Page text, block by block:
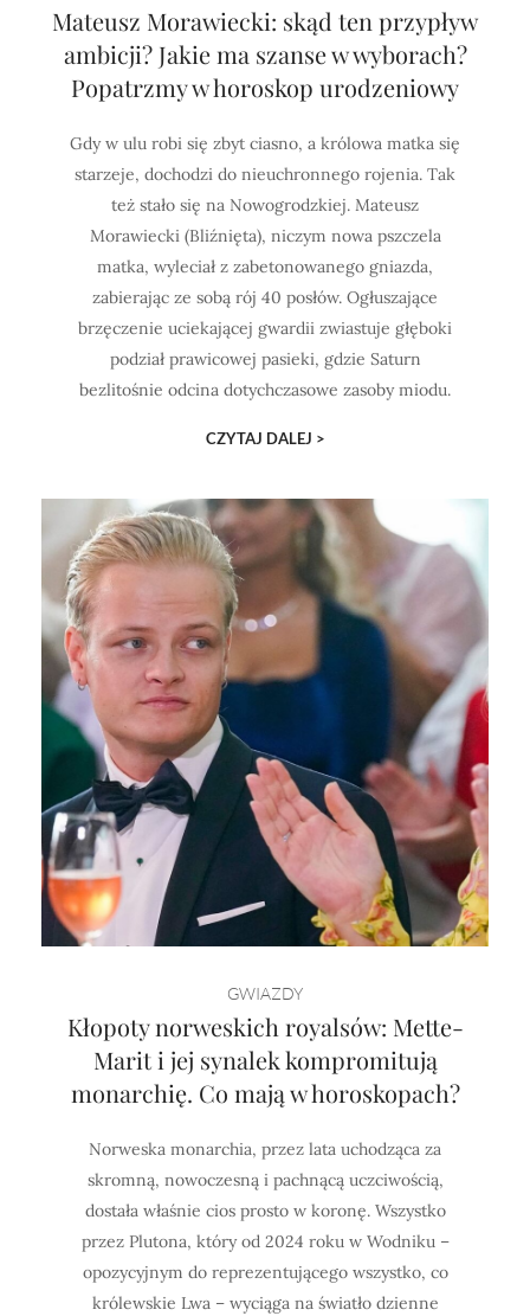
Mateusz Morawiecki: skąd ten przypływ
ambicji? Jakie ma szanse w wyborach?
Popatrzmy w horoskop urodzeniowy
Gdy w ulu robi się zbyt ciasno, a królowa matka się
starzeje, dochodzi do nieuchronnego rojenia. Tak
też stało się na Nowogrodzkiej. Mateusz
Morawiecki (Bliźnięta), niczym nowa pszczela
matka, wyleciał z zabetonowanego gniazda,
zabierając ze sobą rój 40 posłów. Ogłuszające
brzęczenie uciekającej gwardii zwiastuje głęboki
podział prawicowej pasieki, gdzie Saturn
bezlitośnie odcina dotychczasowe zasoby miodu.
CZYTAJ DALEJ >
GWIAZDY
Kłopoty norweskich royalsów: Mette-
Marit i jej synalek kompromitują
monarchię. Co mają w horoskopach?
Norweska monarchia, przez lata uchodząca za
skromną, nowoczesną i pachnącą uczciwością,
dostała właśnie cios prosto w koronę. Wszystko
przez Plutona, który od 2024 roku w Wodniku –
opozycyjnym do reprezentującego wszystko, co
królewskie Lwa – wyciąga na światło dzienne